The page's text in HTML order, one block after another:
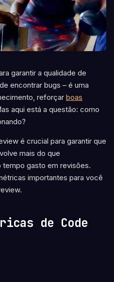
garantir a qualidade de
encontrar bugs – é uma
reforçar boas
aqui está a questão: como
é crucial para garantir que
mais do que
gasto em revisões.
importantes para você
de Code